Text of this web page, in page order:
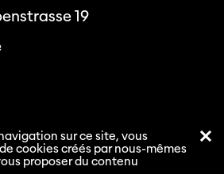
19
sur ce site, vous
cookies créés par nous-mêmes
proposer du contenu